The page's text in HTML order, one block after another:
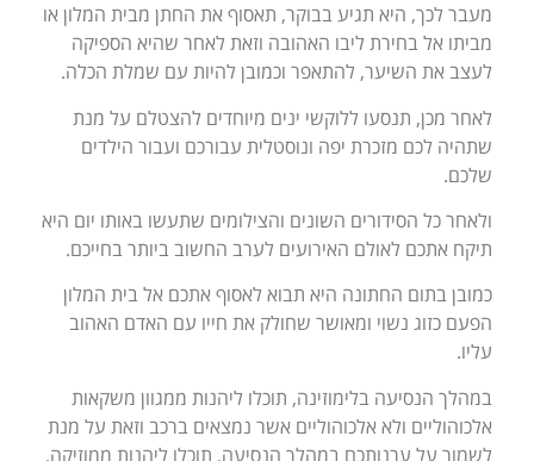
מעבר לכך, היא תגיע בבוקר, תאסוף את החתן מבית המלון או
מביתו אל בחירת ליבו האהובה וזאת לאחר שהיא הספיקה
לעצב את השיער, להתאפר וכמובן להיות עם שמלת הכלה.
לאחר מכן, תנסעו ללוקשי ינים מיוחדים להצטלם על מנת
שתהיה לכם מזכרת יפה ונוסטלית עבורכם ועבור הילדים
שלכם.
ולאחר כל הסידורים השונים והצילומים שתעשו באותו יום היא
תיקח אתכם לאולם האירועים לערב החשוב ביותר בחייכם.
כמובן בתום החתונה היא תבוא לאסוף אתכם אל בית המלון
הפעם כזוג נשוי ומאושר שחולק את חייו עם האדם האהוב
עליו.
במהלך הנסיעה בלימוזינה, תוכלו ליהנות ממגוון משקאות
אלכוהוליים ולא אלכוהוליים אשר נמצאים ברכב וזאת על מנת
לשמור על ערנותכם במהלך הנסיעה, תוכלו ליהנות ממוזיקה,